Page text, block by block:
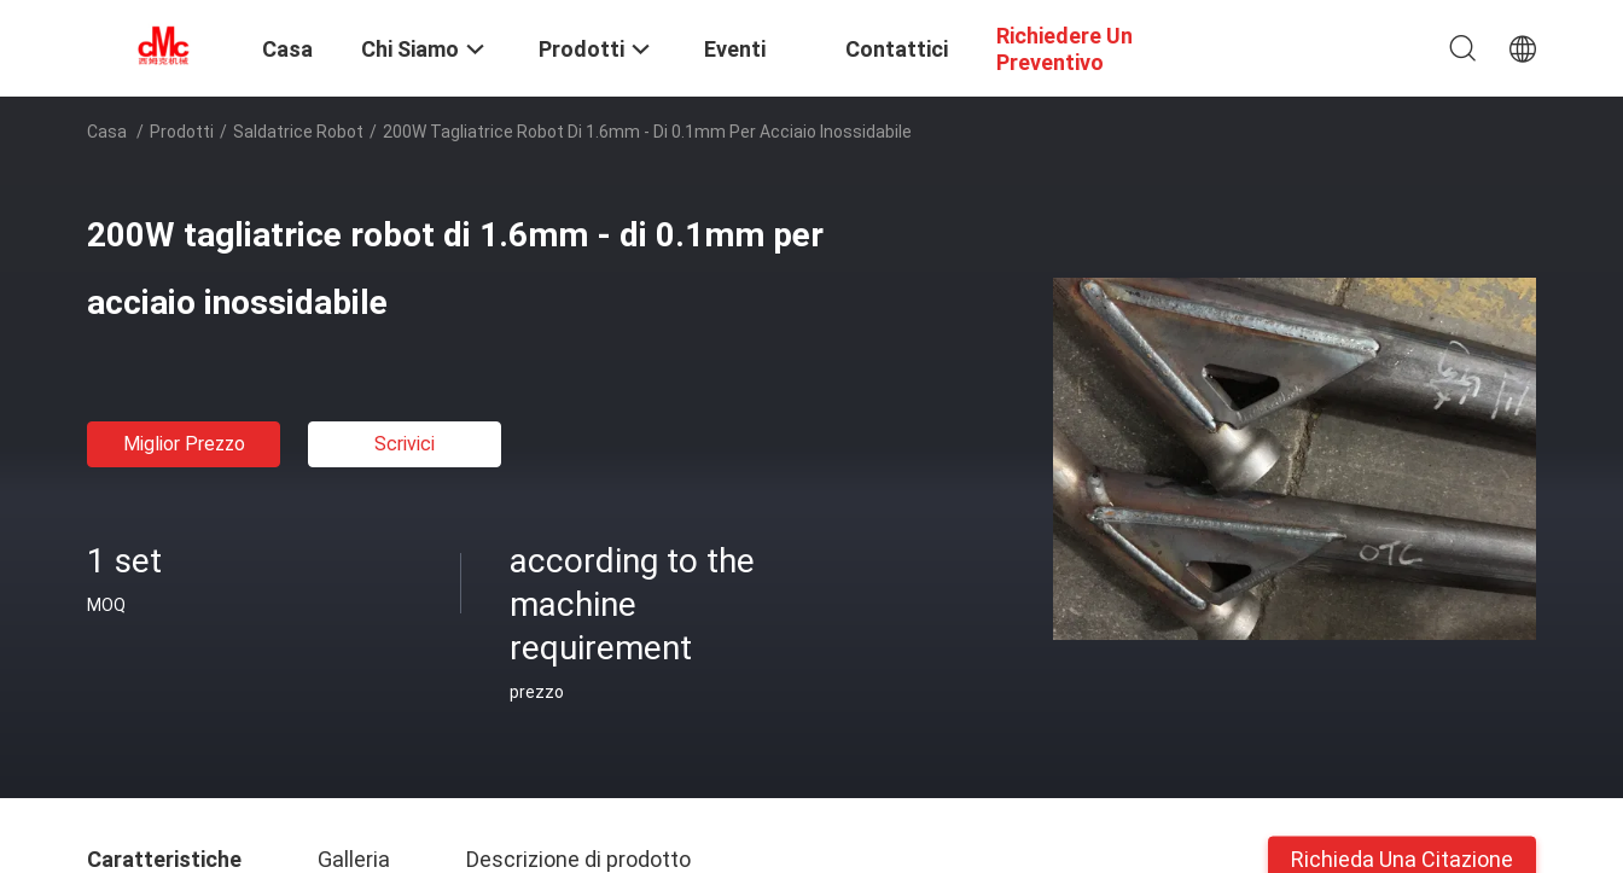
Casa Chi Siamo Prodotti Eventi Contattici
Richiedere Un
Preventivo
Casa / Prodotti / Saldatrice Robot / 200W Tagliatrice Robot Di 1.6mm - Di 0.1mm Per Acciaio Inossidabile
200W tagliatrice robot di 1.6mm - di 0.1mm per
acciaio inossidabile
Miglior Prezzo Scrivici
1 set
MOQ
according to the
machine
requirement
prezzo
Caratteristiche Galleria Descrizione di prodotto Richieda Una Citazione